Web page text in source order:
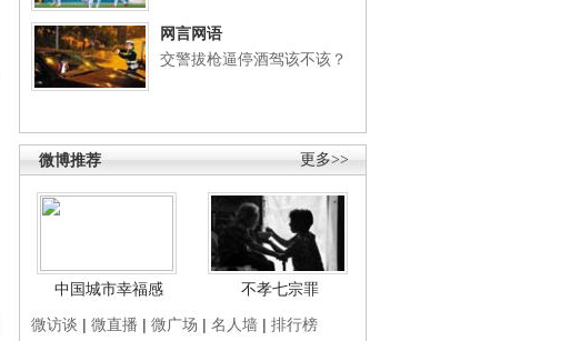
网言网语
交警拔枪逼停酒驾该不该？
更多>>
微博推荐
中国城市幸福感
不孝七宗罪
微访谈 | 微直播 | 微广场 | 名人墙 | 排行榜